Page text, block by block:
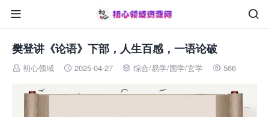


樊登讲《论语》下部，人生百感，一语论破
 初心领域  2025-04-27  综合/易学/国学/玄学  566